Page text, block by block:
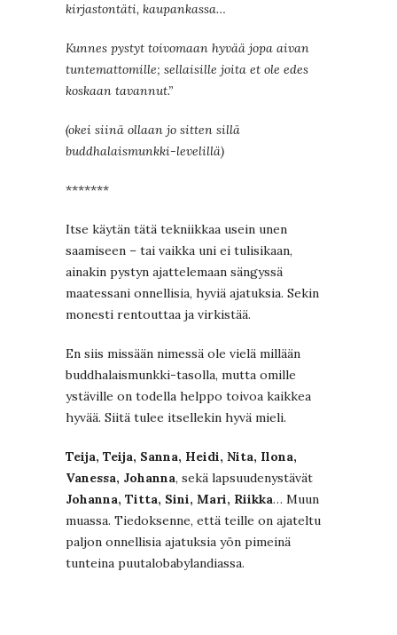
kirjastontäti, kaupankassa…
Kunnes pystyt toivomaan hyvää jopa aivan
tuntemattomille; sellaisille joita et ole edes
koskaan tavannut.”
(okei siinä ollaan jo sitten sillä
buddhalaismunkki-levelillä)
*******
Itse käytän tätä tekniikkaa usein unen
saamiseen – tai vaikka uni ei tulisikaan,
ainakin pystyn ajattelemaan sängyssä
maatessani onnellisia, hyviä ajatuksia. Sekin
monesti rentouttaa ja virkistää.
En siis missään nimessä ole vielä millään
buddhalaismunkki-tasolla, mutta omille
ystäville on todella helppo toivoa kaikkea
hyvää. Siitä tulee itsellekin hyvä mieli.
Teija, Teija, Sanna, Heidi, Nita, Ilona,
Vanessa, Johanna, sekä lapsuudenystävät
Johanna, Titta, Sini, Mari, Riikka… Muun
muassa. Tiedoksenne, että teille on ajateltu
paljon onnellisia ajatuksia yön pimeinä
tunteina puutalobabylandiassa.